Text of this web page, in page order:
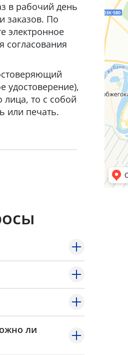
в рабочий день
заказов. По
электронное
согласования
удостоверение),
то с собой
или печать.
ли